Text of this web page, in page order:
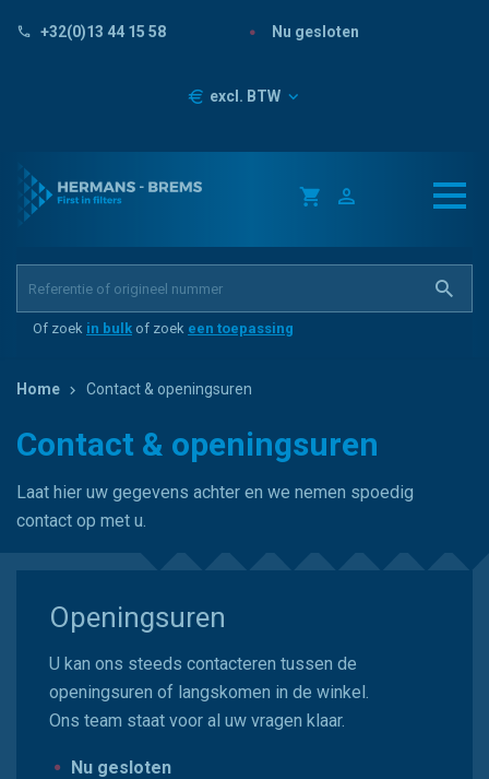
+32(0)13 44 15 58 Nu gesloten
Prijzen
excl. BTW
Of zoek in bulk of zoek een toepassing
Home Contact & openingsuren
Contact & openingsuren
Laat hier uw gegevens achter en we nemen spoedig
contact op met u.
Openingsuren
U kan ons steeds contacteren tussen de
openingsuren of langskomen in de winkel.
Ons team staat voor al uw vragen klaar.
Nu gesloten